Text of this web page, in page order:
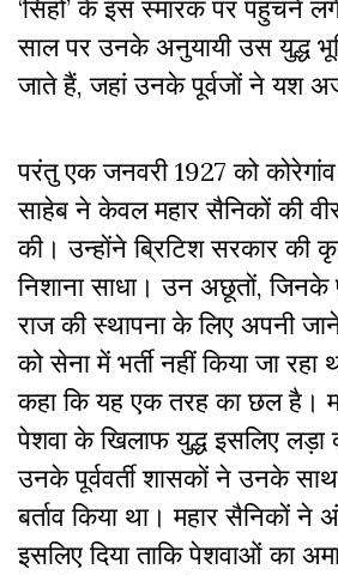
‘सिंहों’ के इस स्मारक पर पहुंचने
साल पर उनके अनुयायी उस युद्ध
जाते हैं, जहां उनके पूर्वजों ने यश
परंतु एक जनवरी 1927 को कोरेगांव
साहेब ने केवल महार सैनिकों की
की। उन्होंने ब्रिटिश सरकार की
निशाना साधा। उन अछूतों, जिनके
राज की स्थापना के लिए अपनी
को सेना में भर्ती नहीं किया जा रहा
कहा कि यह एक तरह का छल है।
पेशवा के खिलाफ युद्ध इसलिए लड़ा
उनके पूर्ववर्ती शासकों ने उनके साथ
बर्ताव किया था। महार सैनिकों ने
इसलिए दिया ताकि पेशवाओं का